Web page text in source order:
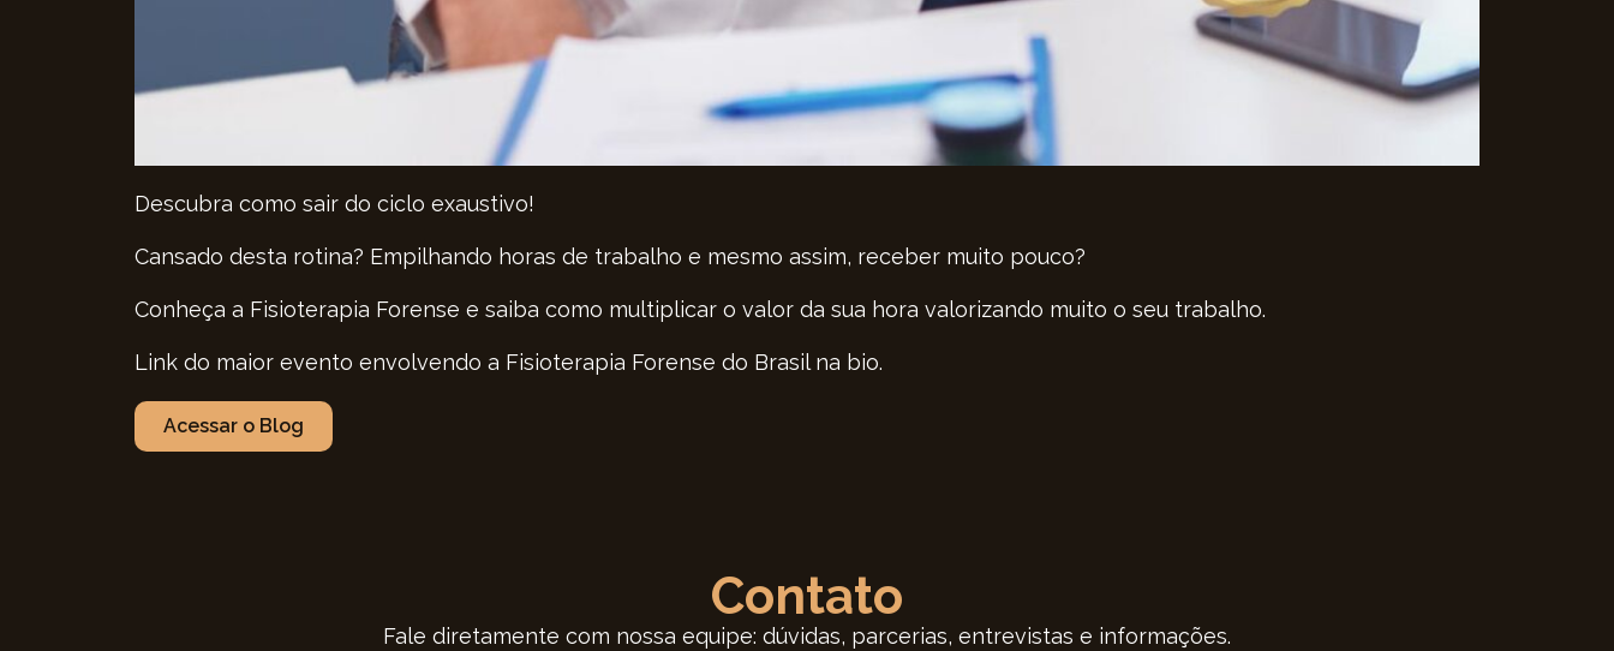
Descubra como sair do ciclo exaustivo!
Cansado desta rotina? Empilhando horas de trabalho e mesmo assim, receber muito pouco?
Conheça a Fisioterapia Forense e saiba como multiplicar o valor da sua hora valorizando muito o seu trabalho.
Link do maior evento envolvendo a Fisioterapia Forense do Brasil na bio.
Acessar o Blog
Contato
Fale diretamente com nossa equipe: dúvidas, parcerias, entrevistas e informações.